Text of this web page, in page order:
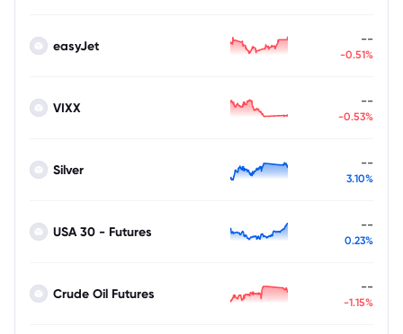
easyJet --
-0.51%
VIXX --
-0.53%
Silver --
3.10%
USA 30 - Futures --
0.23%
Crude Oil Futures --
-1.15%